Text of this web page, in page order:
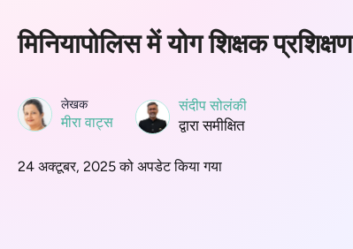
मिनियापोलिस में योग शिक्षक प्रशिक्षण
लेखक
मीरा वाट्स
संदीप सोलंकी
द्वारा समीक्षित
24 अक्टूबर, 2025 को अपडेट किया गया